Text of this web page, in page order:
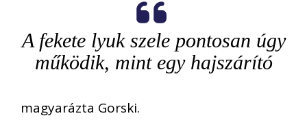
A fekete lyuk szele pontosan úgy
működik, mint egy hajszárító
magyarázta Gorski.